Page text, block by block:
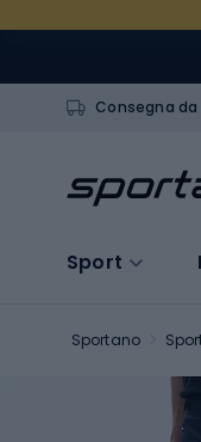
Consegna
Sport
Sportano